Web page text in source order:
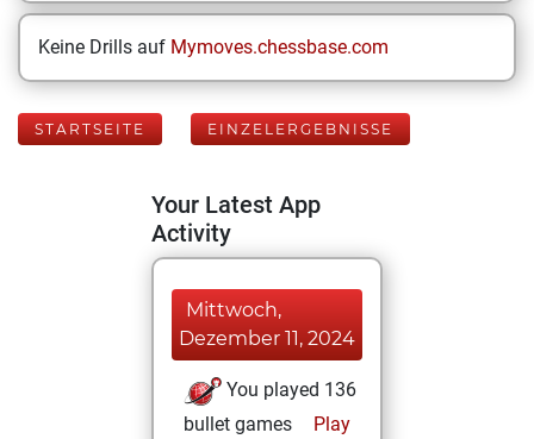
Keine Drills auf Mymoves.chessbase.com
STARTSEITE EINZELERGEBNISSE
Your Latest App
Activity
Mittwoch,
Dezember 11, 2024
You played 136
bullet games
Play